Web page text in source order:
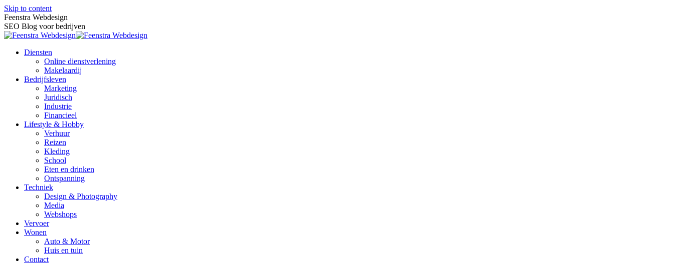
Skip to content
Feenstra Webdesign
SEO Blog voor bedrijven
Diensten
Online dienstverlening
Makelaardij
Bedrijfsleven
Marketing
Juridisch
Industrie
Financieel
Lifestyle & Hobby
Verhuur
Reizen
Kleding
School
Eten en drinken
Ontspanning
Techniek
Design & Photography
Media
Webshops
Vervoer
Wonen
Auto & Motor
Huis en tuin
Contact